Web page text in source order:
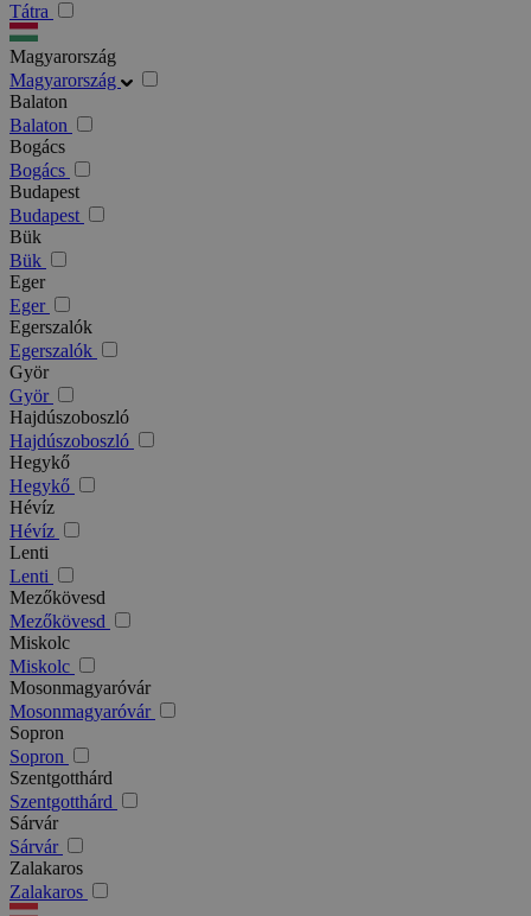
Tátra
Magyarország
Magyarország
Balaton
Balaton
Bogács
Bogács
Budapest
Budapest
Bük
Bük
Eger
Eger
Egerszalók
Egerszalók
Györ
Györ
Hajdúszoboszló
Hajdúszoboszló
Hegykő
Hegykő
Hévíz
Hévíz
Lenti
Lenti
Mezőkövesd
Mezőkövesd
Miskolc
Miskolc
Mosonmagyaróvár
Mosonmagyaróvár
Sopron
Sopron
Szentgotthárd
Szentgotthárd
Sárvár
Sárvár
Zalakaros
Zalakaros